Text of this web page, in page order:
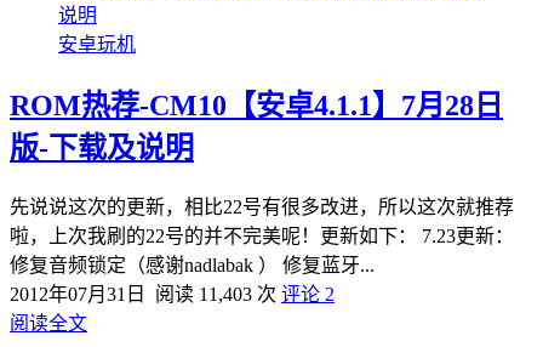
安卓玩机
ROM热荐-CM10【安卓4.1.1】7月28日
版-下载及说明
先说说这次的更新，相比22号有很多改进，所以这次就推荐
啦，上次我刷的22号的并不完美呢！更新如下： 7.23更新：
修复音频锁定（感谢nadlabak ） 修复蓝牙...
2012年07月31日
阅读 11,403 次 评论 2
阅读全文